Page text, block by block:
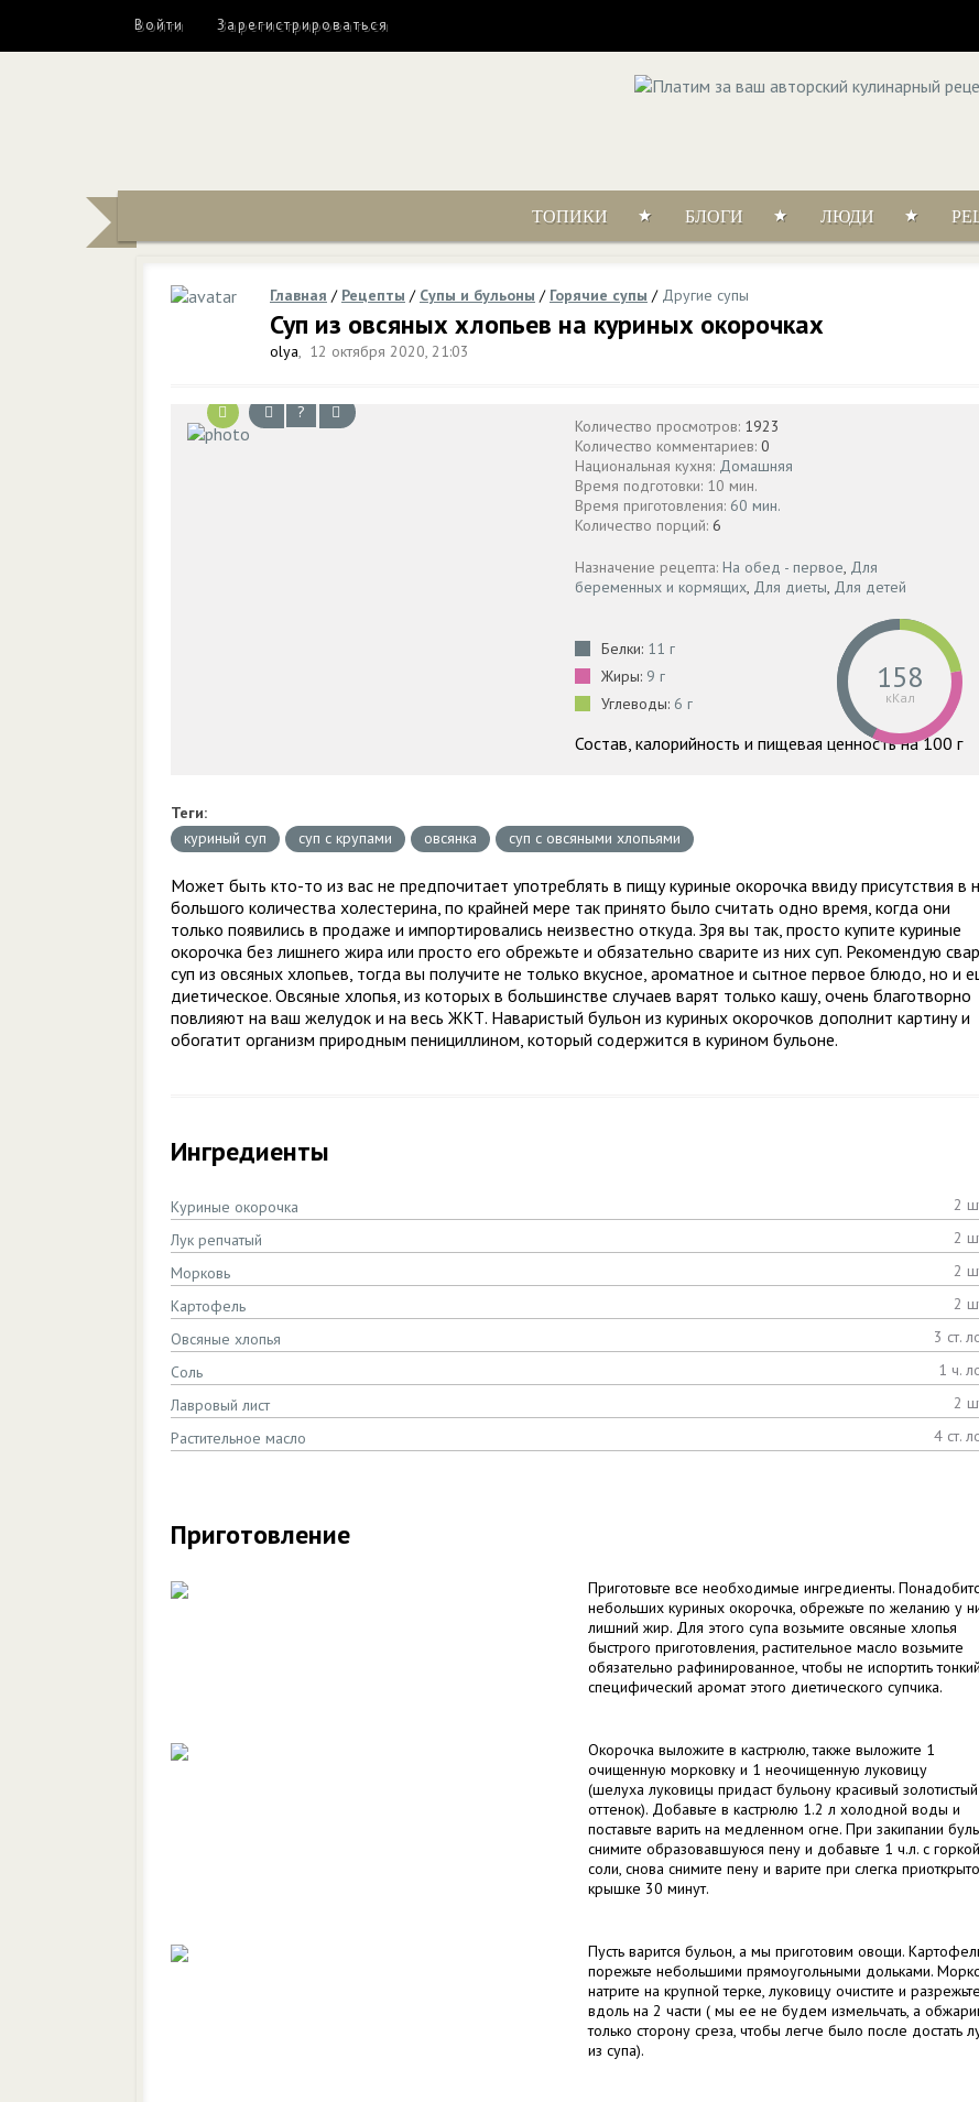
Войти Зарегистрироваться
ТОПИКИ БЛОГИ ЛЮДИ
Главная / Рецепты / Супы и бульоны / Горячие супы / Другие супы
Суп из овсяных хлопьев на куриных окорочках
olya, 12 октября 2020, 21:03
?
Количество просмотров: 1923
Количество комментариев: 0
Национальная кухня: Домашняя
Время подготовки: 10 мин.
Время приготовления: 60 мин.
Количество порций: 6
Назначение рецепта: На обед - первое, Для
беременных и кормящих, Для диеты, Для детей
Белки: 11 г
Жиры: 9 г
Углеводы: 6 г
158
кКал
Состав, калорийность и пищевая ценность на 100 г
Теги:
куриный суп
суп с крупами овсянка суп с овсяными хлопьями
Может быть кто-то из вас не предпочитает употреблять в пищу куриные окорочка ввиду присутствия в
большого количества холестерина, по крайней мере так принято было считать одно время, когда они
только появились в продаже и импортировались неизвестно откуда. Зря вы так, просто купите куриные
окорочка без лишнего жира или просто его обрежьте и обязательно сварите из них суп. Рекомендую
суп из овсяных хлопьев, тогда вы получите не только вкусное, ароматное и сытное первое блюдо, но и
диетическое. Овсяные хлопья, из которых в большинстве случаев варят только кашу, очень благотворно
повлияют на ваш желудок и на весь ЖКТ. Наваристый бульон из куриных окорочков дополнит картину и
обогатит организм природным пенициллином, который содержится в курином бульоне.
Ингредиенты
Куриные окорочка
2
Лук репчатый
2
Морковь
2
Картофель
2
Овсяные хлопья
3 ст.
Соль
1 ч.
Лавровый лист
2
Растительное масло
4 ст.
Приготовление
Приготовьте все необходимые ингредиенты.
небольших куриных окорочка, обрежьте по желанию у
лишний жир. Для этого супа возьмите овсяные хлопья
быстрого приготовления, растительное масло возьмите
обязательно рафинированное, чтобы не испортить тонкий
специфический аромат этого диетического супчика.
Окорочка выложите в кастрюлю, также выложите 1
очищенную морковку и 1 неочищенную луковицу
(шелуха луковицы придаст бульону красивый золотистый
оттенок). Добавьте в кастрюлю 1.2 л холодной воды и
поставьте варить на медленном огне. При закипании
снимите образовавшуюся пену и добавьте 1 ч.л. с горкой
соли, снова снимите пену и варите при слегка
крышке 30 минут.
Пусть варится бульон, а мы приготовим овощи.
порежьте небольшими прямоугольными дольками.
натрите на крупной терке, луковицу очистите и разрежьте
вдоль на 2 части ( мы ее не будем измельчать, а
только сторону среза, чтобы легче было после достать
из супа).